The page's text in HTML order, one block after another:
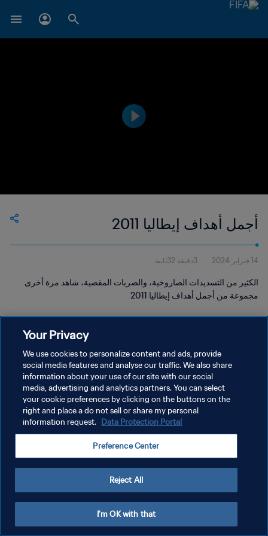
أجمل أهداف إيطاليا 2011
14 فبراير 2024 3دقيقة 32ثانية
الكثير من التسديدات الصاروخية، والضربات المقصية، شاهد مرة أخرى
مجموعة من أجمل أهداف إيطاليا 2011
سياسة الخصوصية
شروط الخدمة
إدارة تفضيلات ملفات تعريف الارتباط
Your Privacy
We use cookies to personalize content and ads, provide
social media features and analyse our traffic. We also share
information about your use of our site with our social
media, advertising and analytics partners. You can select
your cookie preferences by clicking on the buttons on the
right and place a do not sell or share my personal
information request. Data Protection Portal
Preference Center
Reject All
I'm OK with that